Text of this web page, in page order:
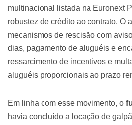
multinacional listada na Euronext
robustez de crédito ao contrato. O
mecanismos de rescisão com
dias, pagamento de aluguéis e
ressarcimento de incentivos e
aluguéis proporcionais ao prazo
Em linha com esse movimento, o
havia concluído a locação de